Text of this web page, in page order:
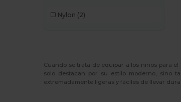
Nylon (2)
Cuando se trata de equipar a los niños para el
solo destacan por su estilo moderno, sino
extremadamente ligeras y fáciles de llevar